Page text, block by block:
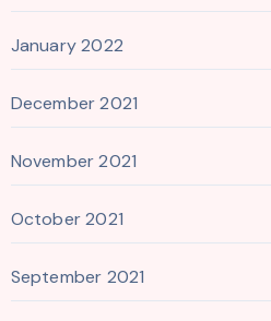
January 2022
December 2021
November 2021
October 2021
September 2021